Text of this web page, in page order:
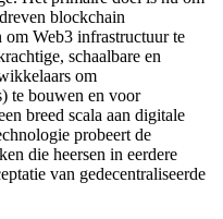
blockchain
om Web3 infrastructuur te
schaalbare en
om
te bouwen en voor
breed scala aan digitale
probeert de
die heersen in eerdere
van gedecentraliseerde